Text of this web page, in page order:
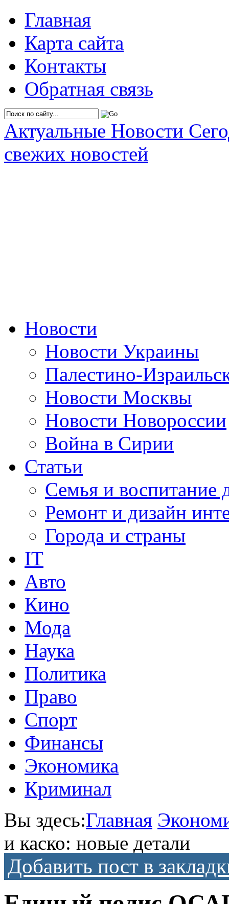
Главная
Карта сайта
Контакты
Обратная связь
Актуальные Новости
свежих новостей
Новости
Новости Украины
Палестино-
Новости Москвы
Новости Новороссии
Война в Сирии
Статьи
Семья и воспитание
Ремонт и дизайн
Города и страны
IT
Авто
Кино
Мода
Наука
Политика
Право
Спорт
Финансы
Экономика
Криминал
Вы здесь:Главная
и каско: новые детали
Добавить пост в